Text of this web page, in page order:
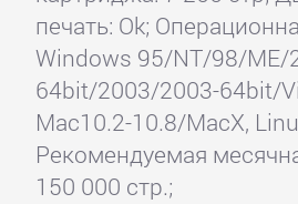
печать: Ok;
Windows 95/NT/98/ME/
64bit/2003/2003-64bit/
Mac10.2-10.8/MacX,
Рекомендуемая
150 000 стр.;